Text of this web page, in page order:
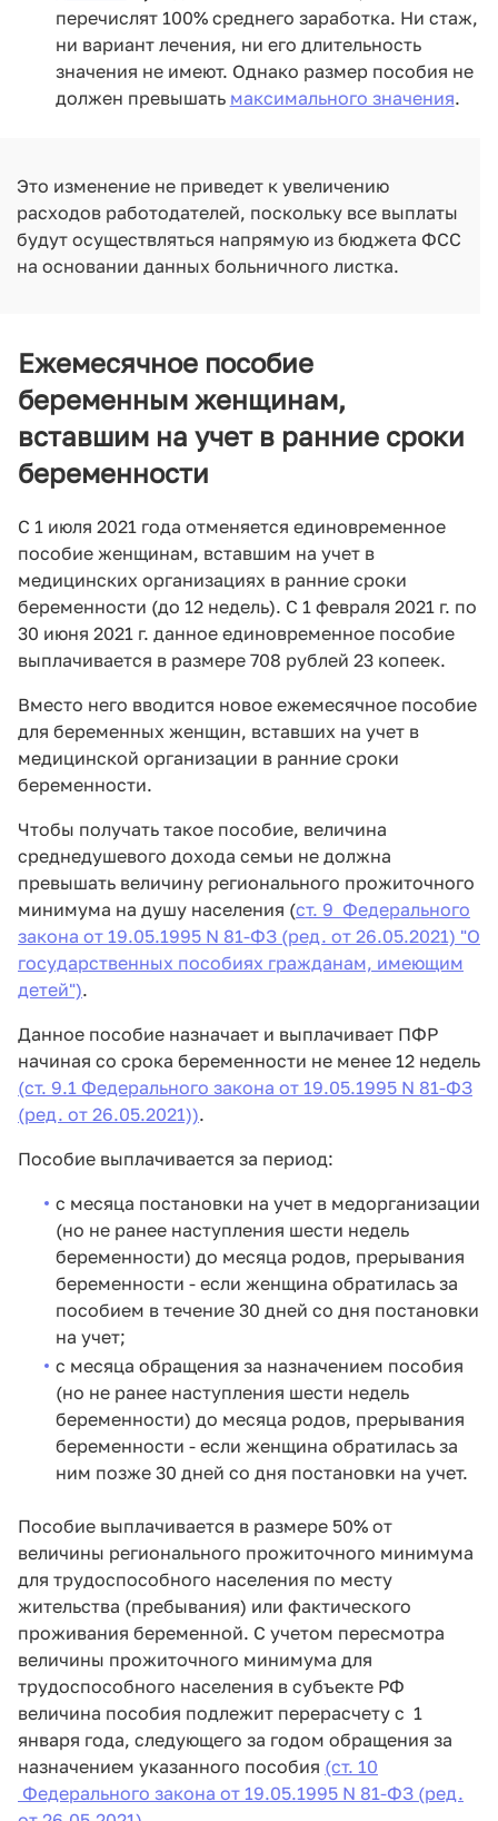
перечислят 100% среднего заработка. Ни стаж,
ни вариант лечения, ни его длительность
значения не имеют. Однако размер пособия не
должен превышать максимального значения.
Это изменение не приведет к увеличению
расходов работодателей, поскольку все выплаты
будут осуществляться напрямую из бюджета ФСС
на основании данных больничного листка.
Ежемесячное пособие
беременным женщинам,
вставшим на учет в ранние сроки
беременности
С 1 июля 2021 года отменяется единовременное
пособие женщинам, вставшим на учет в
медицинских организациях в ранние сроки
беременности (до 12 недель). С 1 февраля 2021 г. по
30 июня 2021 г. данное единовременное пособие
выплачивается в размере 708 рублей 23 копеек.
Вместо него вводится новое ежемесячное пособие
для беременных женщин, вставших на учет в
медицинской организации в ранние сроки
беременности.
Чтобы получать такое пособие, величина
среднедушевого дохода семьи не должна
превышать величину регионального прожиточного
минимума на душу населения (ст. 9 Федерального
закона от 19.05.1995 N 81-ФЗ (ред. от 26.05.2021) "О
государственных пособиях гражданам, имеющим
детей").
Данное пособие назначает и выплачивает ПФР
начиная со срока беременности не менее 12 недель
(ст. 9.1 Федерального закона от 19.05.1995 N 81-ФЗ
(ред. от 26.05.2021)).
Пособие выплачивается за период:
с месяца постановки на учет в медорганизации
(но не ранее наступления шести недель
беременности) до месяца родов, прерывания
беременности - если женщина обратилась за
пособием в течение 30 дней со дня постановки
на учет;
с месяца обращения за назначением пособия
(но не ранее наступления шести недель
беременности) до месяца родов, прерывания
беременности - если женщина обратилась за
ним позже 30 дней со дня постановки на учет.
Пособие выплачивается в размере 50% от
величины регионального прожиточного минимума
для трудоспособного населения по месту
жительства (пребывания) или фактического
проживания беременной. С учетом пересмотра
величины прожиточного минимума для
трудоспособного населения в субъекте РФ
величина пособия подлежит перерасчету с 1
января года, следующего за годом обращения за
назначением указанного пособия (ст. 10
Федерального закона от 19.05.1995 N 81-ФЗ (ред.